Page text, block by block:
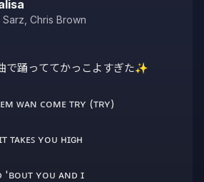
Sarz Chris Brown
で踊っててかっこよすぎた✨️
ᴡᴀɴ ᴄᴏᴍᴇ ᴛʀʏ (ᴛʀʏ)
ᴛᴀᴋᴇꜱ ʏᴏᴜ ʜɪɢʜ
'ʙᴏᴜᴛ ʏᴏᴜ ᴀɴᴅ ɪ